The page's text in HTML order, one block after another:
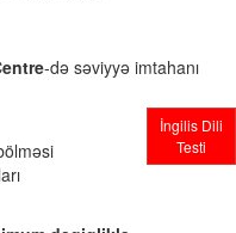
İngilis Dili
Testi
-də səviyyə imtahanı